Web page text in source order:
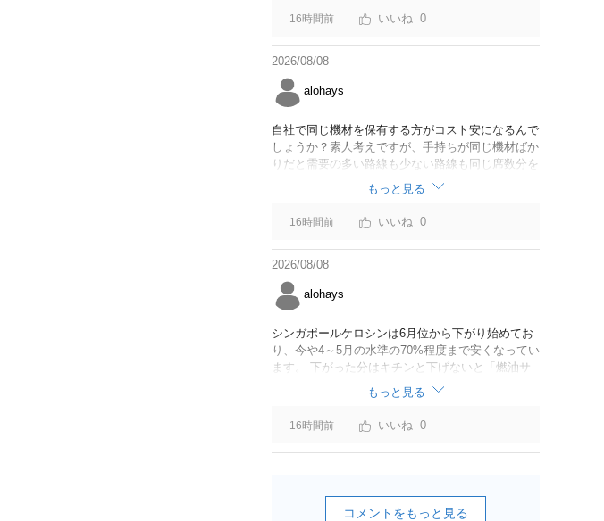
16時間前 0
2026/08/08
alohays
自社で同じ機材を保有する方がコスト安になるんで
しょうか？素人考えですが、手持ちが同じ機材ばか
りだと需要の多い路線も少ない路線も同じ席数分を
供給することになるので、需要が多い路線には大型
機材を当て、少ない路線には小型機材を当てるな
ど、席数を調整するにはリース契約の方が対応しや
すいと思いました。
もっと見る
16時間前 0
2026/08/08
alohays
シンガポールケロシンは6月位から下がり始めてお
り、今や4～5月の水準の70%程度まで安くなってい
ます。 下がった分はキチンと下げないと「燃油サ
ーチャージ＝利益」と判断されますよ。
もっと見る
16時間前 0
コメントをもっと見る